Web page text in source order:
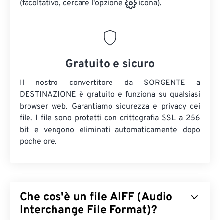
(facoltativo, cercare l'opzione icona).
Gratuito e sicuro
Il nostro convertitore da SORGENTE a
DESTINAZIONE è gratuito e funziona su qualsiasi
browser web. Garantiamo sicurezza e privacy dei
file. I file sono protetti con crittografia SSL a 256
bit e vengono eliminati automaticamente dopo
poche ore.
Che cos'è un file AIFF (Audio
Interchange File Format)?